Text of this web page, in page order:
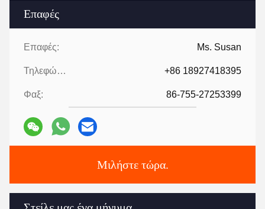
Επαφές
Επαφές: Ms. Susan
Τηλεφώνημα: +86 18927418395
Φαξ: 86-755-27253399
Μιλήστε τώρα.